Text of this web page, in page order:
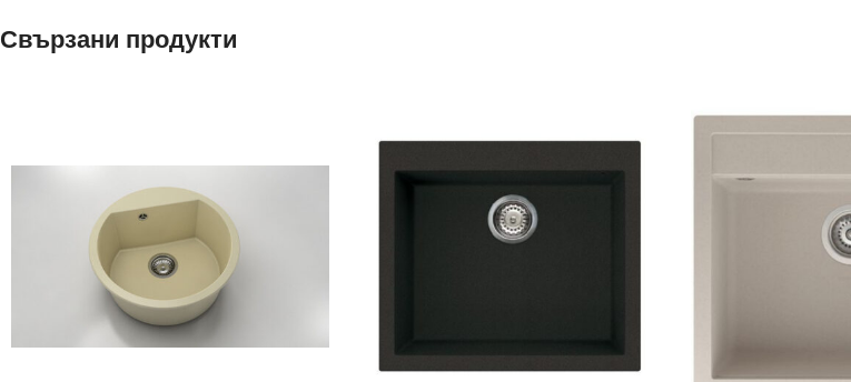
Свързани продукти